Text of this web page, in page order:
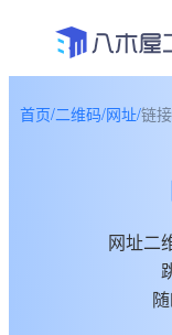
首页/二维码/网址/链
网址二